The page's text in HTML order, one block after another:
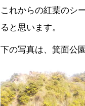
これからの紅葉のシ
ると思います。
下の写真は、箕面公